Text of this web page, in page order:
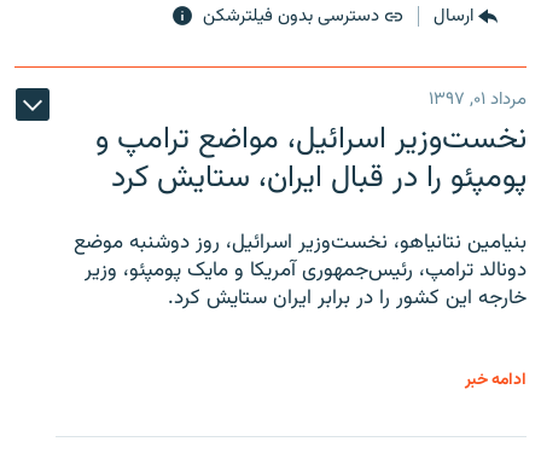
ارسال دسترسی بدون فیلترشکن
مرداد ۰۱, ۱۳۹۷
نخست‌وزیر اسرائیل، مواضع ترامپ و
پومپئو را در قبال ایران، ستایش کرد
بنیامین نتانیاهو، نخست‌وزیر اسرائیل، روز دوشنبه موضع
دونالد ترامپ، رئیس‌جمهوری آمریکا و مایک پومپئو، وزیر
خارجه این کشور را در برابر ایران ستایش کرد.
ادامه خبر